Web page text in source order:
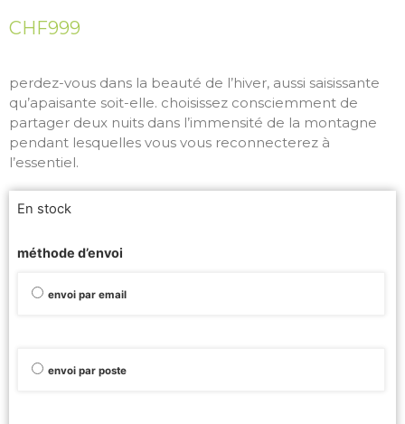
CHF999
perdez-vous dans la beauté de l’hiver, aussi saisissante
qu’apaisante soit-elle. choisissez consciemment de
partager deux nuits dans l’immensité de la montagne
pendant lesquelles vous vous reconnecterez à
l’essentiel.
En stock
méthode d’envoi
envoi par email
envoi par poste